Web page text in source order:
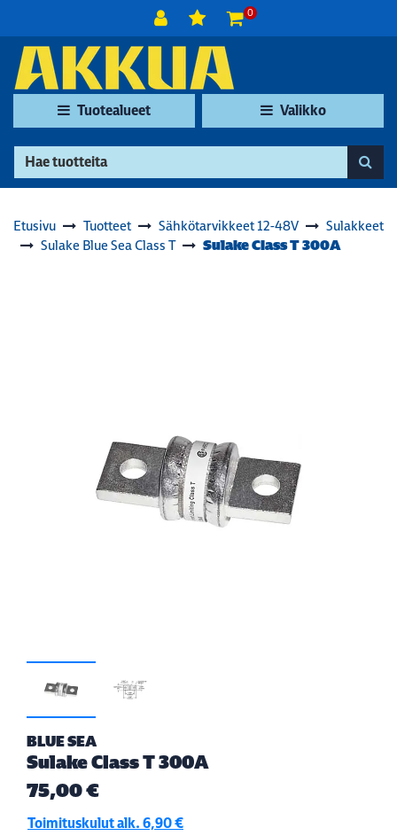
0
Tuotealueet Valikko
Etusivu Tuotteet Sähkötarvikkeet 12-48V
Sulakkeet
Sulake Blue Sea Class T
Sulake Class T 300A
BLUE SEA
Sulake Class T 300A
75,00 €
Toimituskulut alk. 6,90 €